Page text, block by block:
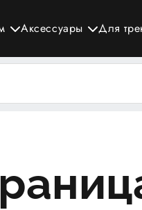
Аксессуары Для